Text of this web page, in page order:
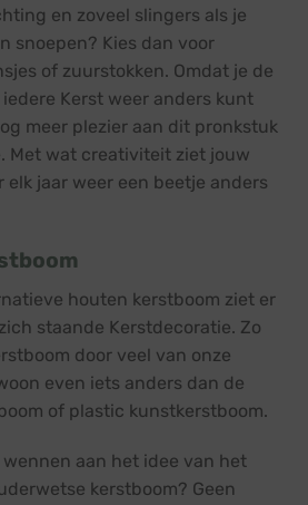
en zoveel slingers als je
snoepen? Kies dan voor
of zuurstokken. Omdat je de
Kerst weer anders kunt
meer plezier aan dit pronkstuk
Met wat creativiteit ziet jouw
elk jaar weer een beetje anders
houten kerstboom ziet er
staande Kerstdecoratie. Zo
door veel van onze
even iets anders dan de
of plastic kunstkerstboom.
aan het idee van het
kerstboom? Geen